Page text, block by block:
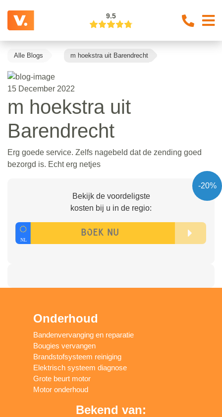
9.5
Alle Blogs m hoekstra uit Barendrecht
15 December 2022
m hoekstra uit
Barendrecht
Erg goede service. Zelfs nagebeld dat de zending goed
bezorgd is. Echt erg netjes
-20%
Bekijk de voordeligste
kosten bij u in de regio:
Onderhoud
Bandenvervanging en reparatie
Bougies vervangen
Brandstofsysteem reiniging
Elektrisch systeem diagnose
Grote beurt motor
Motor onderhoud
Bekend van: